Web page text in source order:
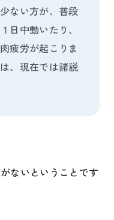
ない方が、普段
日中動いたり、
疲労が起こりま
、現在では諸説
ないということです